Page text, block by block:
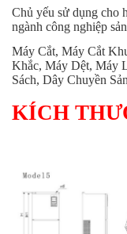
Chủ yếu sử dụng cho
ngành công nghiệp
Máy Cắt, Máy Cắt
Khắc, Máy Dệt, Máy
Sách, Dây Chuyền
KÍCH